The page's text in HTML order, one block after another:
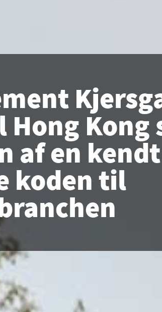
Kong
af en
koden til